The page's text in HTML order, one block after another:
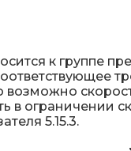
к группе
в ограничении
5.15.3.